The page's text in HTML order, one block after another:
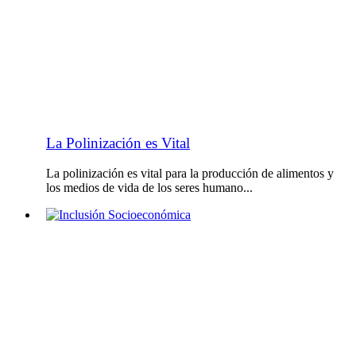
La Polinización es Vital
La polinización es vital para la producción de alimentos y
los medios de vida de los seres humano...